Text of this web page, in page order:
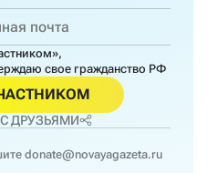
свое гражданство РФ
ДРУЗЬЯМИ
donate@novayagazeta.ru